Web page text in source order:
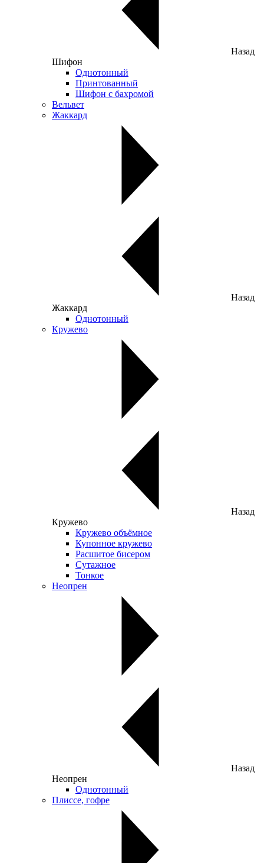
Назад
Шифон
Однотонный
Принтованный
Шифон с бахромой
Вельвет
Жаккард
Назад
Жаккард
Однотонный
Кружево
Назад
Кружево
Кружево объёмное
Купонное кружево
Расшитое бисером
Сутажное
Тонкое
Неопрен
Назад
Неопрен
Однотонный
Плиссе, гофре